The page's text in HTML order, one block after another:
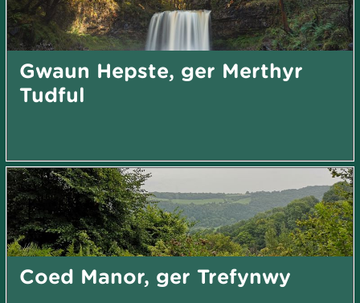
Gwaun Hepste, ger Merthyr
Tudful
Coed Manor, ger Trefynwy